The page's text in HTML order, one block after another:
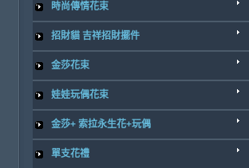
時尚傳情花束
招財貓 吉祥招財擺件
金莎花束
娃娃玩偶花束
金莎+ 索拉永生花+玩偶
單支花禮